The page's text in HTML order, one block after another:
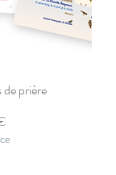
prière